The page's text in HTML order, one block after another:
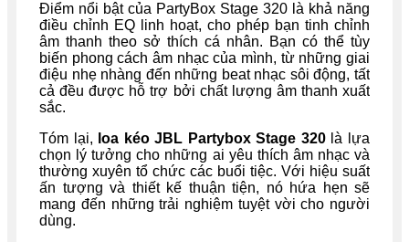
Điểm nổi bật của PartyBox Stage 320 là khả năng
điều chỉnh EQ linh hoạt, cho phép bạn tinh chỉnh
âm thanh theo sở thích cá nhân. Bạn có thể tùy
biến phong cách âm nhạc của mình, từ những giai
điệu nhẹ nhàng đến những beat nhạc sôi động, tất
cả đều được hỗ trợ bởi chất lượng âm thanh xuất
sắc.
Tóm lại, loa kéo JBL Partybox Stage 320là lựa
chọn lý tưởng cho những ai yêu thích âm nhạc và
thường xuyên tổ chức các buổi tiệc. Với hiệu suất
ấn tượng và thiết kế thuận tiện, nó hứa hẹn sẽ
mang đến những trải nghiệm tuyệt vời cho người
dùng.